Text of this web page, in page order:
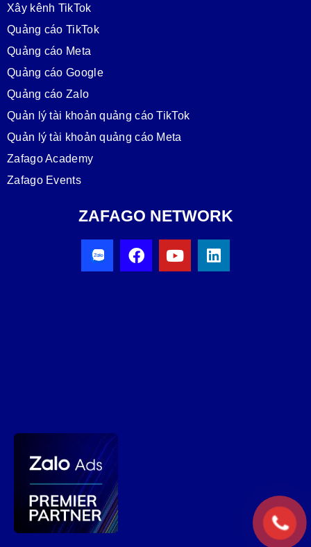
Xây kênh TikTok
Quảng cáo TikTok
Quảng cáo Meta
Quảng cáo Google
Quảng cáo Zalo
Quản lý tài khoản quảng cáo TikTok
Quản lý tài khoản quảng cáo Meta
Zafago Academy
Zafago Events
ZAFAGO NETWORK